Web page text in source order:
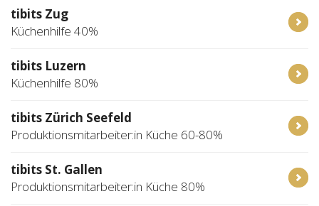
tibits Zug
Küchenhilfe 40%
tibits Luzern
Küchenhilfe 80%
tibits Zürich Seefeld
Produktionsmitarbeiter:in Küche 60-80%
tibits St. Gallen
Produktionsmitarbeiter:in Küche 80%